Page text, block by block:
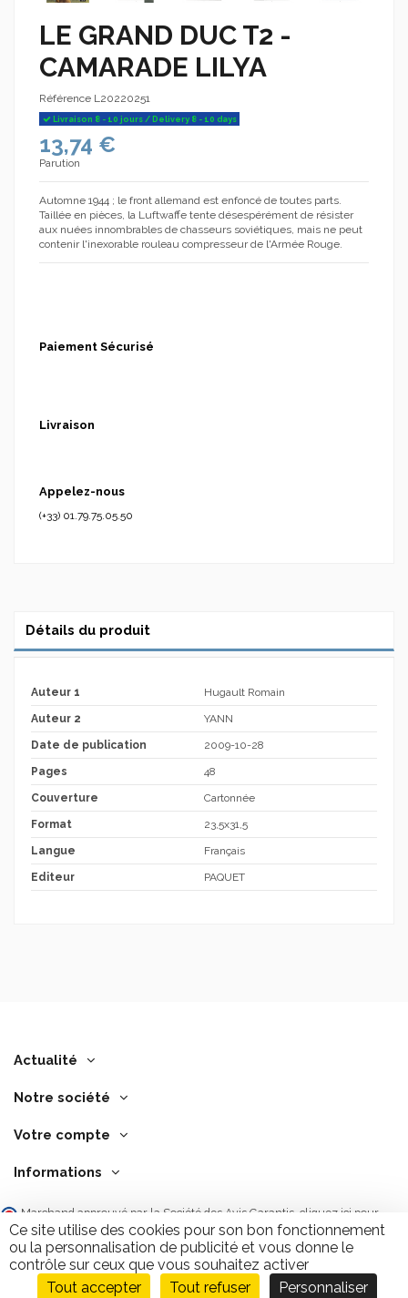
LE GRAND DUC T2 -
CAMARADE LILYA
Référence L20220251
Livraison 8 - 10 jours / Delivery 8 - 10 days
13,74 €
Parution
Automne 1944 ; le front allemand est enfoncé de toutes parts.
Taillée en pièces, la Luftwaffe tente désespérément de résister
aux nuées innombrables de chasseurs soviétiques, mais ne peut
contenir l'inexorable rouleau compresseur de l'Armée Rouge.
Ajouter au panier
Paiement Sécurisé
Livraison
Appelez-nous
(+33) 01.79.75.05.50
Détails du produit
Auteur 1 Hugault Romain
Auteur 2 YANN
Date de publication 2009-10-28
Pages 48
Couverture Cartonnée
Format 23,5x31,5
Langue Français
Editeur PAQUET
Actualité
Notre société
Votre compte
Informations
Marchand approuvé par la Société des Avis Garantis, cliquez ici pour
vérifier .
Ce site utilise des cookies pour son bon fonctionnement
ou la personnalisation de publicité et vous donne le
contrôle sur ceux que vous souhaitez activer
Tout accepter
Tout refuser Personnaliser